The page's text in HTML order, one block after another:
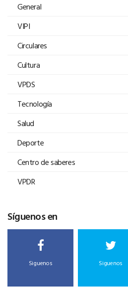
General
VIPI
Circulares
Cultura
VPDS
Tecnología
Salud
Deporte
Centro de saberes
VPDR
Síguenos en
Siguenos Siguenos